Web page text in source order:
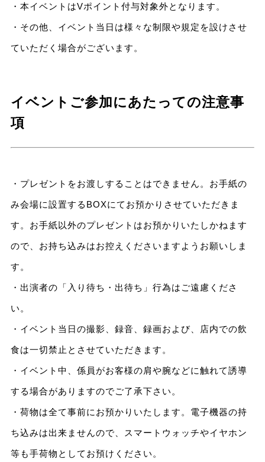
・本イベントはVポイント付与対象外となります。
・その他、イベント当日は様々な制限や規定を設けさせ
ていただく場合がございます。
イベントご参加にあたっての注意事
項
・プレゼントをお渡しすることはできません。お手紙の
み会場に設置するBOXにてお預かりさせていただきま
す。お手紙以外のプレゼントはお預かりいたしかねます
ので、お持ち込みはお控えくださいますようお願いしま
す。
・出演者の「入り待ち・出待ち」行為はご遠慮くださ
い。
・イベント当日の撮影、録音、録画および、店内での飲
食は一切禁止とさせていただきます。
・イベント中、係員がお客様の肩や腕などに触れて誘導
する場合がありますのでご了承下さい。
・荷物は全て事前にお預かりいたします。電子機器の持
ち込みは出来ませんので、スマートウォッチやイヤホン
等も手荷物としてお預けください。